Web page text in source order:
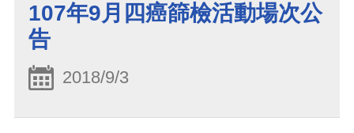
107年9月四癌篩檢活動場次公
告
2018/9/3